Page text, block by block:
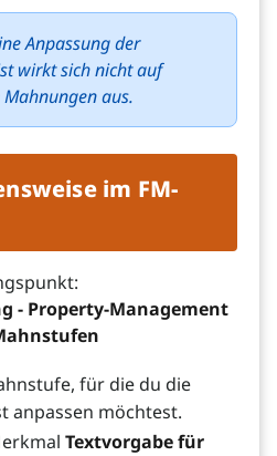
Anpassung der
wirkt sich nicht auf
aus.
im FM-
- Property-Management
für die du die
anpassen möchtest.
Textvorgabe für